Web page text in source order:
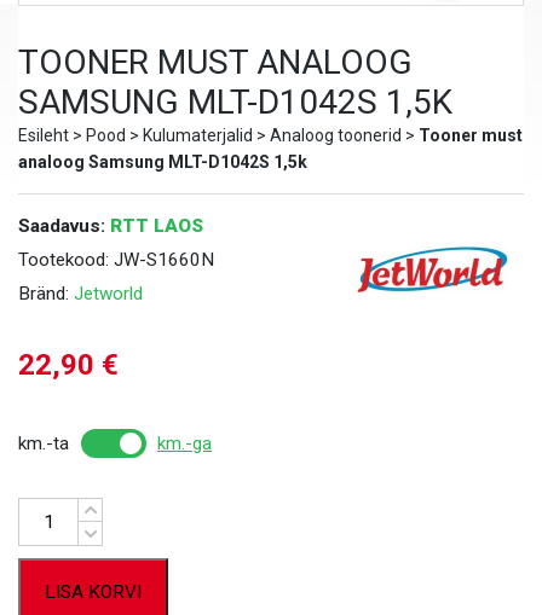
TOONER MUST ANALOOG
SAMSUNG MLT-D1042S 1,5K
Esileht > Pood > Kulumaterjalid > Analoog toonerid > Tooner must
analoog Samsung MLT-D1042S 1,5k
Saadavus: RTT LAOS
Tootekood: JW-S1660N
Bränd: Jetworld
22,90 €
km.-ta km.-ga
Kogus
LISA KORVI